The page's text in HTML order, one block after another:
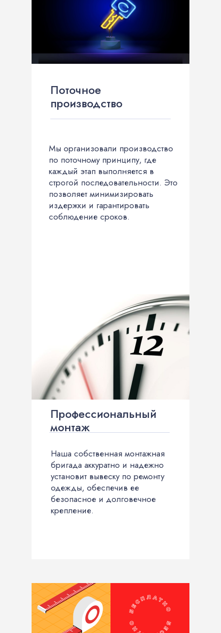
Поточное
производство
Мы организовали производство
по поточному принципу, где
каждый этап выполняется в
строгой последовательности. Это
позволяет минимизировать
издержки и гарантировать
соблюдение сроков.
Профессиональный
монтаж
Наша собственная монтажная
бригада аккуратно и надежно
установит вывеску по ремонту
одежды, обеспечив ее
безопасное и долговечное
крепление.